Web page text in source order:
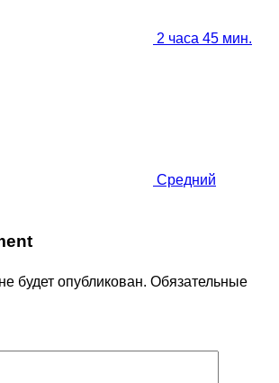
2 часа 45 мин.
Средний
будет опубликован. Обязательные